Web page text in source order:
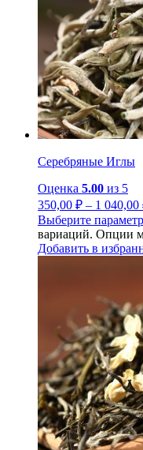
Серебряные Иглы
Оценка 5.00 из 5
350,00 ₽ – 1 040,00
Выберите
вариаций. Опции
Добавить в